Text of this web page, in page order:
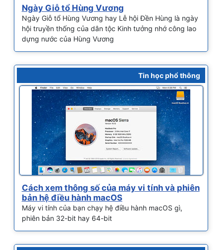
Ngày Giỗ tổ Hùng Vương
Ngày Giỗ tổ Hùng Vương hay Lễ hội Đền Hùng là ngày
hội truyền thống của dân tộc Kinh tưởng nhớ công lao
dựng nước của Hùng Vương
Tin học phổ thông
Cách xem thông số của máy vi tính và phiên
bản hệ điều hành macOS
Máy vi tính của bạn chạy hệ điều hành macOS gì,
phiên bản 32-bit hay 64-bit